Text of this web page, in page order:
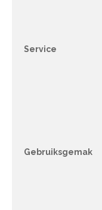
Service
Gebruiksgemak